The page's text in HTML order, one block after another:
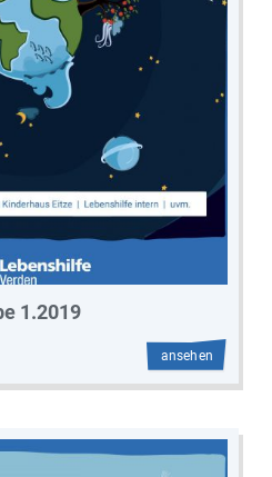
1.2019
ansehen